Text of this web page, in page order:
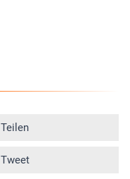
Teilen
Tweet